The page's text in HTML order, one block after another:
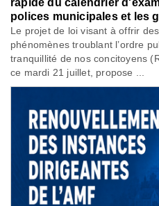
rapide du calendrier
polices municipales et les
Le projet de loi visant à offrir
phénomènes troublant l’ordre
tranquillité de nos concitoyens
ce mardi 21 juillet, propose ...